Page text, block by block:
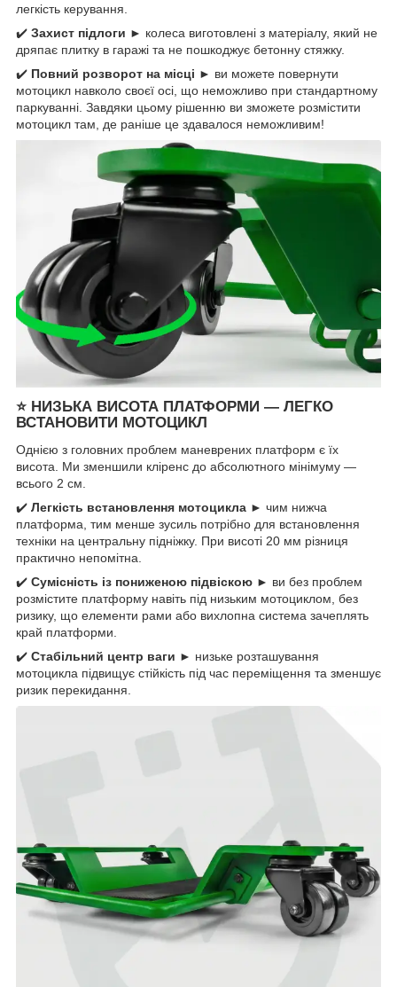
легкість керування.
✔️ Захист підлоги ► колеса виготовлені з матеріалу, який не
дряпає плитку в гаражі та не пошкоджує бетонну стяжку.
✔️ Повний розворот на місці ► ви можете повернути
мотоцикл навколо своєї осі, що неможливо при стандартному
паркуванні. Завдяки цьому рішенню ви зможете розмістити
мотоцикл там, де раніше це здавалося неможливим!
⭐ НИЗЬКА ВИСОТА ПЛАТФОРМИ — ЛЕГКО
ВСТАНОВИТИ МОТОЦИКЛ
Однією з головних проблем маневрених платформ є їх
висота. Ми зменшили кліренс до абсолютного мінімуму —
всього 2 см.
✔️ Легкість встановлення мотоцикла ► чим нижча
платформа, тим менше зусиль потрібно для встановлення
техніки на центральну підніжку. При висоті 20 мм різниця
практично непомітна.
✔️ Сумісність із пониженою підвіскою ► ви без проблем
розмістите платформу навіть під низьким мотоциклом, без
ризику, що елементи рами або вихлопна система зачеплять
край платформи.
✔️ Стабільний центр ваги ► низьке розташування
мотоцикла підвищує стійкість під час переміщення та зменшує
ризик перекидання.